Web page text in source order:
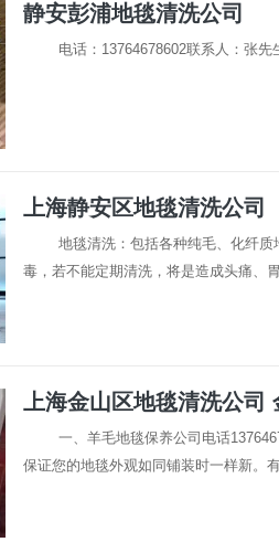
静安彭浦地毯清洗公司
电话：13764678602联系人：张先
上海静安区地毯清洗公
地毯清洗：包括各种纯毛、化纤
毒，若不能定期清洗，将是造成头痛、
上海金山区地毯清洗公司
一、羊毛地毯保养公司电话
保证您的地毯外观如同铺装时一样新。